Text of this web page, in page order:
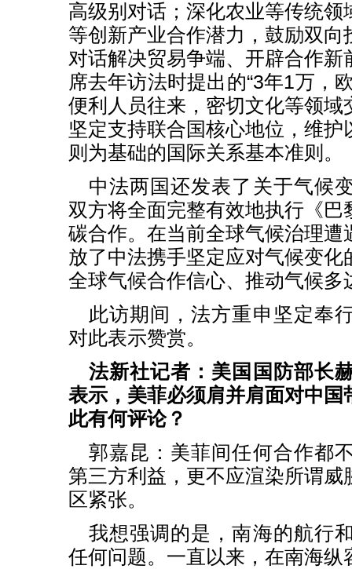
高级别对话；深化农业等传统领
等创新产业合作潜力，鼓励双向
对话解决贸易争端、开辟合作新
席去年访法时提出的“3年1万，
便利人员往来，密切文化等领域
坚定支持联合国核心地位，维
则为基础的国际关系基本准则。
中法两国还发表了关于气候
双方将全面完整有效地执行《巴
碳合作。在当前全球气候治理遭
放了中法携手坚定应对气候变化
全球气候合作信心、推动气候多
此访期间，法方重申坚定奉
对此表示赞赏。
法新社记者：美国国防部长
表示，美菲必须肩并肩面对中国
此有何评论？
郭嘉昆：美菲间任何合作都
第三方利益，更不应渲染所谓威
区紧张。
我想强调的是，南海的航行
任何问题。一直以来，在南海纵